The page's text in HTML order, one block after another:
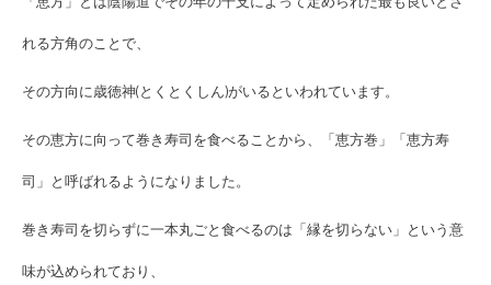
れる方角のことで、
その方向に歳徳神(とくとくしん)がいるといわれています。
その恵方に向って巻き寿司を食べることから、「恵方巻」「恵方寿
司」と呼ばれるようになりました。
巻き寿司を切らずに一本丸ごと食べるのは「縁を切らない」という意
味が込められており、